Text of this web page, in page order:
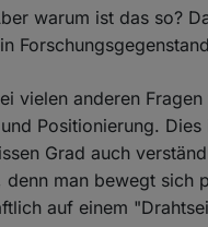
warum ist das so?
vielen anderen
Positionierung.
Grad auch
denn man bewegt sich
auf einem